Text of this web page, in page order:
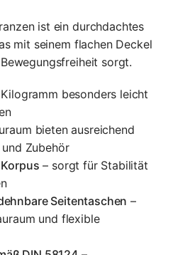
ist ein durchdachtes
mit seinem flachen Deckel
sorgt.
besonders leicht
bieten ausreichend
Zubehör
– sorgt für Stabilität
Seitentaschen –
und flexible